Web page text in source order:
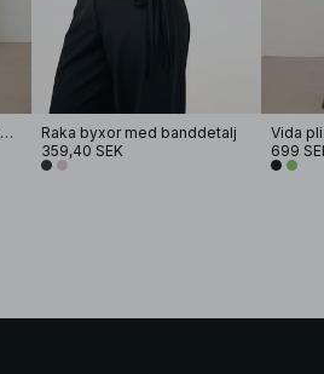
Vida plisserade byxor i lyocell
Raka byxor med banddetalj
359,40 SEK
699